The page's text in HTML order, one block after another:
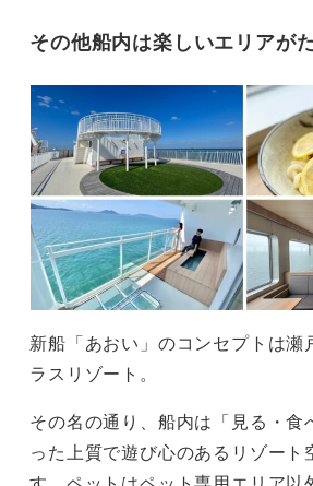
その他船内は楽しいエリアが
新船「あおい」のコンセプトは瀬
ラスリゾート。
その名の通り、船内は「見る・食
った上質で遊び心のあるリゾート